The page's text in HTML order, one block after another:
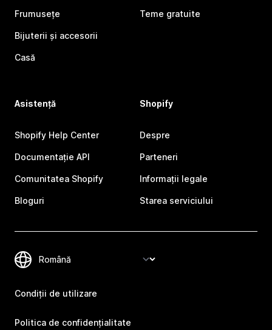
Frumusețe
Bijuterii și accesorii
Casă
Teme gratuite
Asistență
Shopify Help Center
Documentație API
Comunitatea Shopify
Bloguri
Shopify
Despre
Parteneri
Informații legale
Starea serviciului
Condiții de utilizare
Politica de confidențialitate